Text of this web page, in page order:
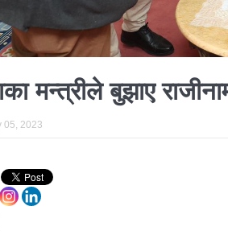
काठमाडौँमा माओवादीको नेतृत्वमा
लव प्याकुरेलद्वारा निर्देशित
भरतपुरका १ सय २९ सुकुम्बासी
मन्त्रीले बुझाए
05, 2023